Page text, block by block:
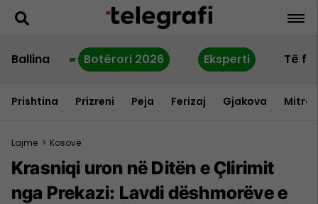
Ballina Botërori 2026 Eksperti Të
Prishtina Prizreni Peja Ferizaj Gjakova
Lajme > Kosovë
Krasniqi uron në Ditën e Çlirimit
nga Prekazi: Lavdi dëshmorëve e